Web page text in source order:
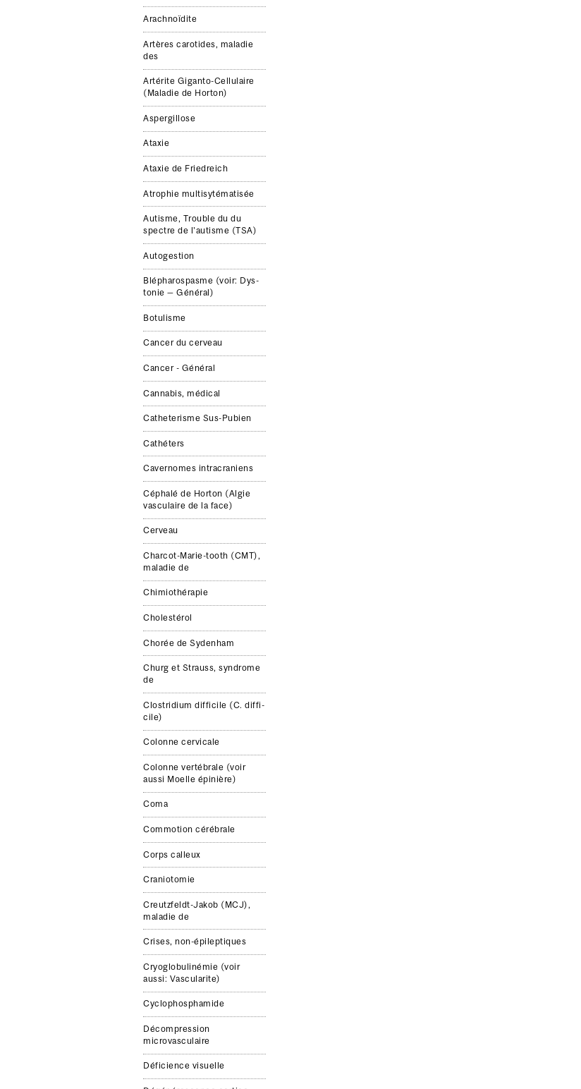
Arach­noïdite
Artères carotides, mal­adie
des
Artérite Giganto-​Cellulaire
(Mal­adie de Hor­ton)
Aspergillose
Ataxie
Ataxie de Friedre­ich
Atro­phie mul­ti­syté­ma­tisée
Autisme, Trouble du du
spectre de l'autisme (TSA)
Autogestion
Blépharospasme (voir: Dys­
tonie — Général)
Bot­u­lisme
Can­cer du cerveau
Cancer - Général
Cannabis, médical
Catheter­isme Sus-​Pubien
Cathéters
Cav­er­nomes intracraniens
Céphalé de Hor­ton (Algie
vas­cu­laire de la face)
Cerveau
Charcot-​Marie-​tooth (CMT),
mal­adie de
Chimio­thérapie
Cholestérol
Chorée de Syden­ham
Churg et Strauss, syn­drome
de
Clostrid­ium dif­fi­cile (C. dif­fi­
cile)
Colonne cervicale
Colonne vertébrale (voir
aussi Moelle épinière)
Coma
Com­mo­tion cérébrale
Corps calleux
Craniotomie
Creutzfeldt-​Jakob (MCJ),
mal­adie de
Crises, non-​épileptiques
Cryoglobulinémie (voir
aussi: Vascularite)
Cyclophos­phamide
Décompression
microvasculaire
Défi­cience visuelle